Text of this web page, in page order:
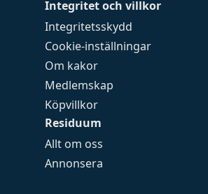
Integritet och villkor
Integritetsskydd
Cookie-inställningar
Om kakor
Medlemskap
Köpvillkor
Residuum
Allt om oss
Annonsera